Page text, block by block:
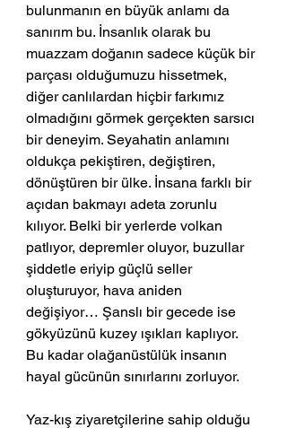
bulunmanın en büyük anlamı da
sanırım bu. İnsanlık olarak bu
muazzam doğanın sadece küçük bir
parçası olduğumuzu hissetmek,
diğer canlılardan hiçbir farkımız
olmadığını görmek gerçekten sarsıcı
bir deneyim. Seyahatin anlamını
oldukça pekiştiren, değiştiren,
dönüştüren bir ülke. İnsana farklı bir
açıdan bakmayı adeta zorunlu
kılıyor. Belki bir yerlerde volkan
patlıyor, depremler oluyor, buzullar
şiddetle eriyip güçlü seller
oluşturuyor, hava aniden
değişiyor… Şanslı bir gecede ise
gökyüzünü kuzey ışıkları kaplıyor.
Bu kadar olağanüstülük insanın
hayal gücünün sınırlarını zorluyor.
Yaz-kış ziyaretçilerine sahip olduğu